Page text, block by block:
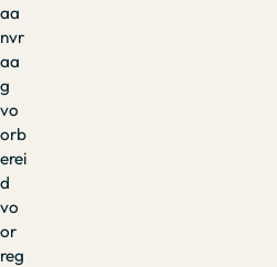
aa
nvr
aa
g
vo
orb
erei
d
vo
or
reg